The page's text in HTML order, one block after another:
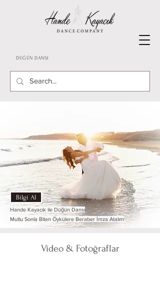
DÜĞÜN DANSI
Bilgi Al
Hande Kayacık ile Düğün Dansı
Mutlu Sonla Biten Öykülere Beraber İmza Atalım
Video & Fotoğraflar